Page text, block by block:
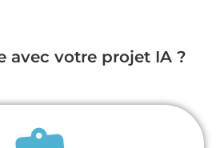
avec votre projet IA ?